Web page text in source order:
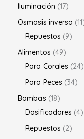
Iluminación 17
Osmosis inversa 11
Repuestos
9
Alimentos 49
Para Corales
24
Para Peces
34
Bombas 18
Dosificadores 4
Repuestos
2